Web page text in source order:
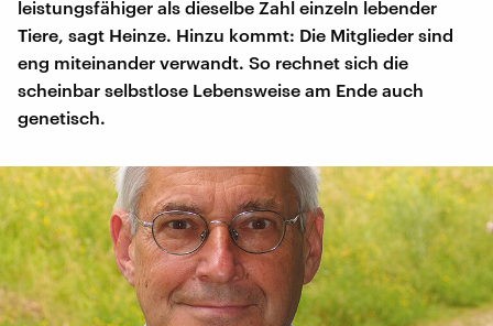
leistungsfähiger als dieselbe Zahl einzeln lebender
Tiere, sagt Heinze. Hinzu kommt: Die Mitglieder sind
eng miteinander verwandt. So rechnet sich die
scheinbar selbstlose Lebensweise am Ende auch
genetisch.